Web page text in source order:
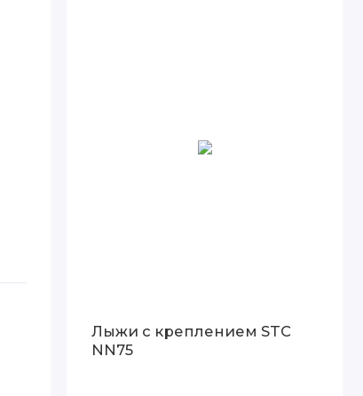
Лыжи с креплением STC
NN75